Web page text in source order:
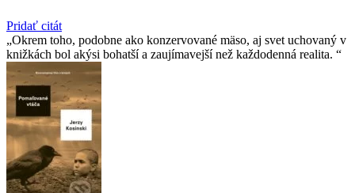
Pridať citát
Okrem toho, podobne ako konzervované mäso, aj svet uchovaný v
knižkách bol akýsi bohatší a zaujímavejší než každodenná realita.